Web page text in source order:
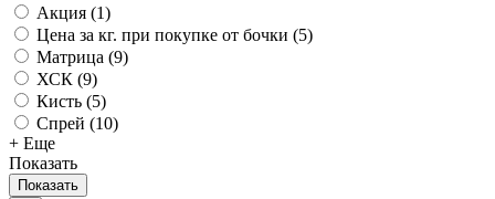
Акция (1)
Цена за кг. при покупке от бочки (5)
Матрица (9)
ХСК (9)
Кисть (5)
Спрей (10)
+ Еще
Показать
Показать